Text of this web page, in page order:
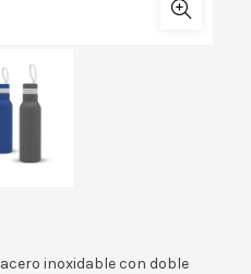
inoxidable con doble